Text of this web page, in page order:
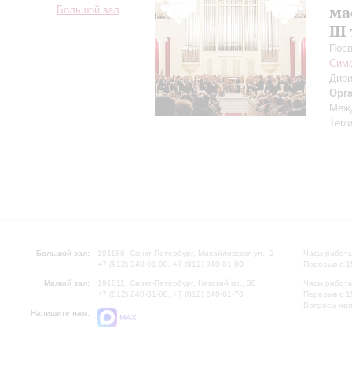
Большой зал
III
Большой зал:
191186, Санкт-Петербург, Михайловская ул., 2
+7 (812) 240-01-00, +7 (812) 240-01-80
Малый зал:
191011, Санкт-Петербург, Невский пр., 30
+7 (812) 240-01-00, +7 (812) 240-01-70
Напишите нам:
MAX
Часы
Перерыв с
Часы
Перерыв с
Вопросы